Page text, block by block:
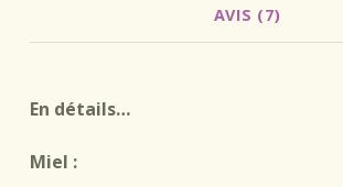
AVIS (7)
En détails…
Miel :